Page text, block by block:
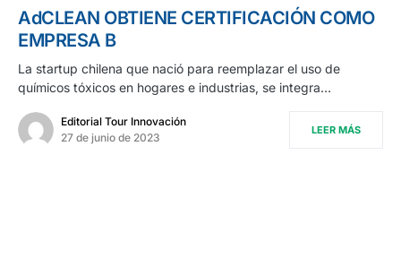
AdCLEAN OBTIENE CERTIFICACIÓN COMO
EMPRESA B
La startup chilena que nació para reemplazar el uso de
químicos tóxicos en hogares e industrias, se integra…
Editorial Tour Innovación
27 de junio de 2023
LEER MÁS